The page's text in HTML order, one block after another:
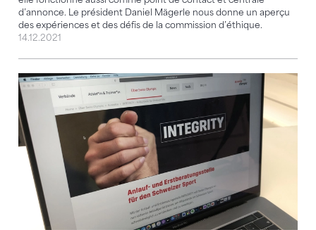
d’annonce. Le président Daniel Mägerle nous donne un aperçu
des expériences et des défis de la commission d’éthique.
14.12.2021
La FSG se félicite de la création de «Swiss Sport